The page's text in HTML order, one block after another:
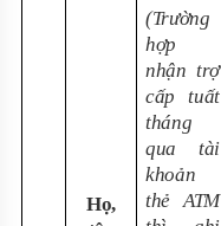
Họ,
(Trường
hợp
nhận trợ
cấp tuất
tháng
qua tài
khoản
thẻ ATM